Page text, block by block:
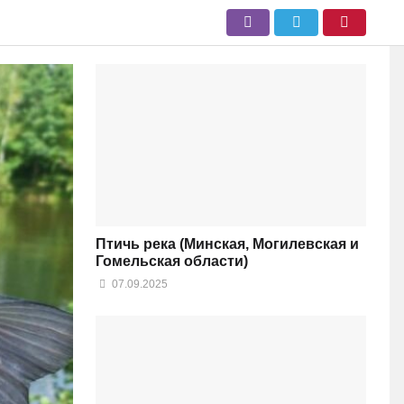
Птичь река (Минская, Могилевская и
Гомельская области)
07.09.2025